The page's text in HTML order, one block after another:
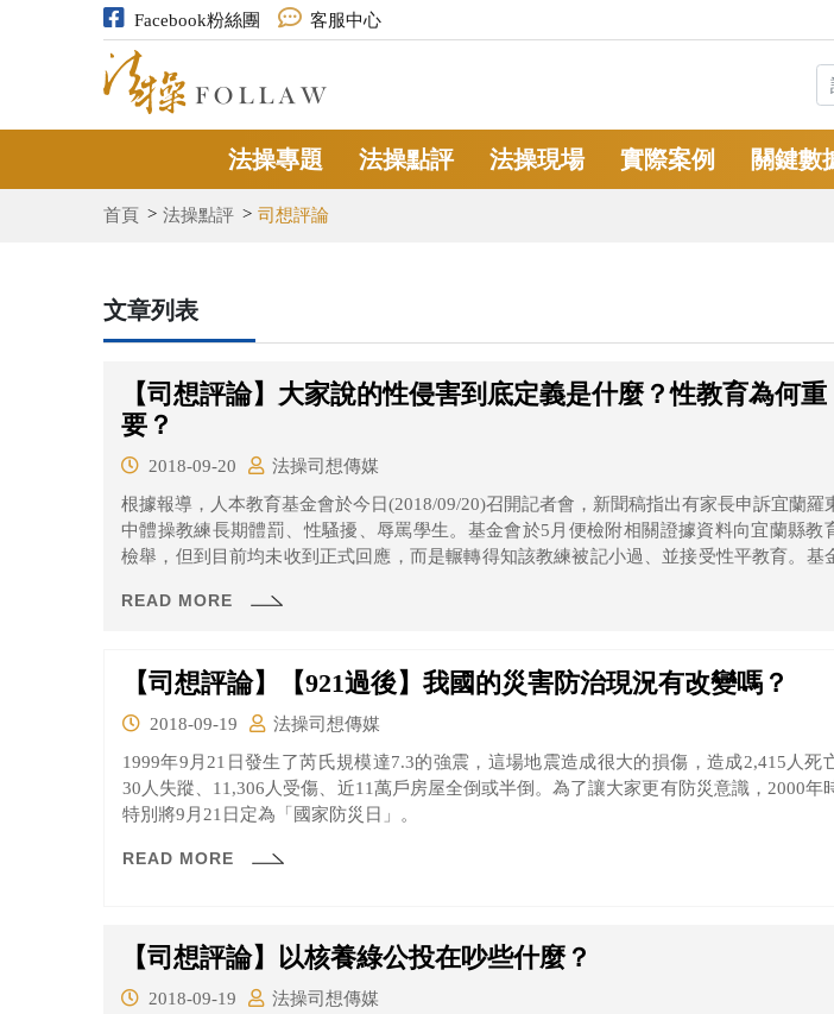
Facebook粉絲團 客服中心
法操專題 法操點評 法操現場 實際案例 關鍵數
首頁 法操點評 司想評論
文章列表
【司想評論】大家說的性侵害到底定義是什麼？性教育為何重
要？
2018-09-20
法操司想傳媒
根據報導，人本教育基金會於今日(2018/09/20)召開記者會，新聞稿指出有家長申訴宜蘭羅
中體操教練長期體罰、性騷擾、辱罵學生。基金會於5月便檢附相關證據資料向宜蘭縣教
檢舉，但到目前均未收到正式回應，而是輾轉得知該教練被記小過、並接受性平教育。基
也請監察院調查宜蘭縣政府多年疏於保護體操選手的失職。
READ MORE
【司想評論】【921過後】我國的災害防治現況有改變嗎？
2018-09-19
法操司想傳媒
1999年9月21日發生了芮氏規模達7.3的強震，這場地震造成很大的損傷，造成2,415人死
30人失蹤、11,306人受傷、近11萬戶房屋全倒或半倒。為了讓大家更有防災意識，2000年
特別將9月21日定為「國家防災日」。
READ MORE
【司想評論】以核養綠公投在吵些什麼？
2018-09-19
法操司想傳媒